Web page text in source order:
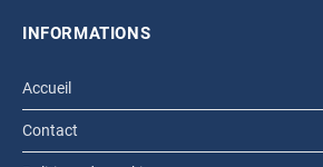
INFORMATIONS
Accueil
Contact